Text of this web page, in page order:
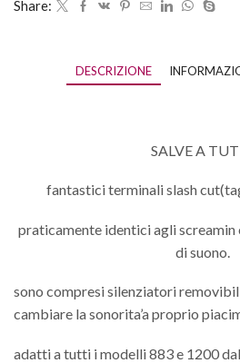
Share:
DESCRIZIONE
SALVE A
fantastici terminali slash
praticamente identici agli screamin
di suono.
sono compresi silenziatori
cambiare la sonorita’a proprio
adatti a tutti i modelli 883 e 1200